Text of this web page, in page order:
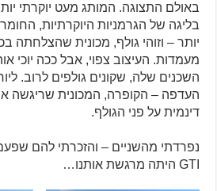
באולם התצוגה. המותג מעט יוקרתי
בליגה של הגרמניות היוקרתיות,
יותר – וזוהי גולף, מכונית שהצלחתה
מעמדות. העיצוב צפוי, אבל ככה יוכי
השכנים שלה, שקונים גולפים לרוב.
העדפה – הקופרה, המכונית שריגשה אותו
דינמית על פני הגולף.
נפרדתי מהשניים – והזכרתי להם שפעם
GTI היתה מרגשת אותנו…